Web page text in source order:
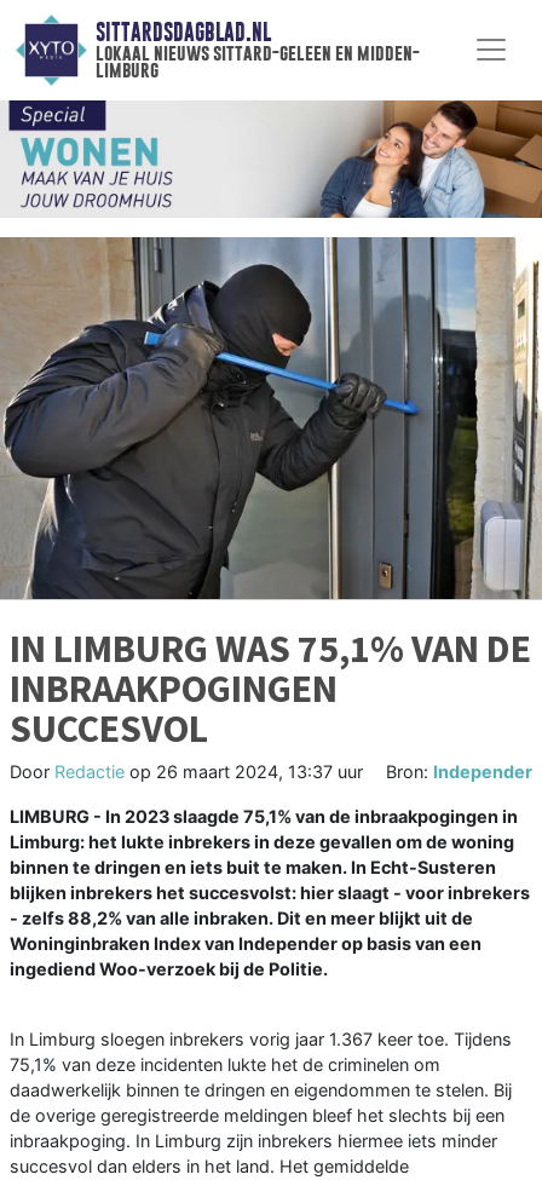
SITTARDSDAGBLAD.NL
lokaal nieuws sittard-geleen en midden-
limburg
IN LIMBURG WAS 75,1% VAN DE
INBRAAKPOGINGEN
SUCCESVOL
Door Redactie op 26 maart 2024, 13:37 uur Bron: Independer
LIMBURG - In 2023 slaagde 75,1% van de inbraakpogingen in
Limburg: het lukte inbrekers in deze gevallen om de woning
binnen te dringen en iets buit te maken. In Echt-Susteren
blijken inbrekers het succesvolst: hier slaagt - voor inbrekers
- zelfs 88,2% van alle inbraken. Dit en meer blijkt uit de
Woninginbraken Index van Independer op basis van een
ingediend Woo-verzoek bij de Politie.
In Limburg sloegen inbrekers vorig jaar 1.367 keer toe. Tijdens
75,1% van deze incidenten lukte het de criminelen om
daadwerkelijk binnen te dringen en eigendommen te stelen. Bij
de overige geregistreerde meldingen bleef het slechts bij een
inbraakpoging. In Limburg zijn inbrekers hiermee iets minder
succesvol dan elders in het land. Het gemiddelde